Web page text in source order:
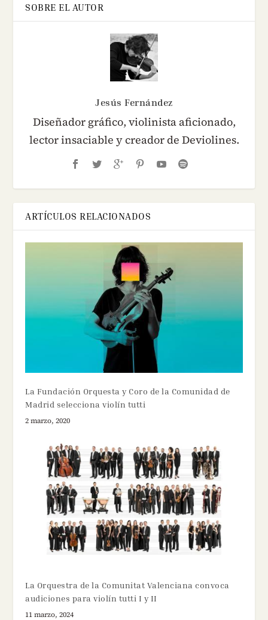
SOBRE EL AUTOR
Jesús Fernández
Diseñador gráfico, violinista aficionado,
lector insaciable y creador de Deviolines.
ARTÍCULOS RELACIONADOS
La Fundación Orquesta y Coro de la Comunidad de
Madrid selecciona violín tutti
2 marzo, 2020
La Orquestra de la Comunitat Valenciana convoca
audiciones para violín tutti I y II
11 marzo, 2024